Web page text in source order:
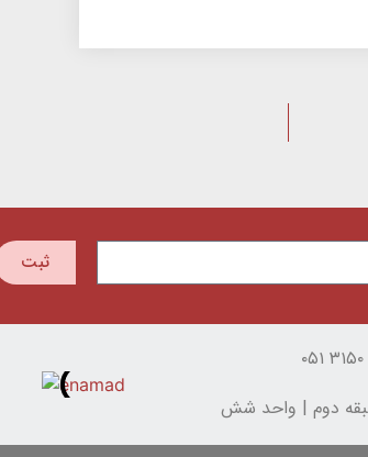
ثبت